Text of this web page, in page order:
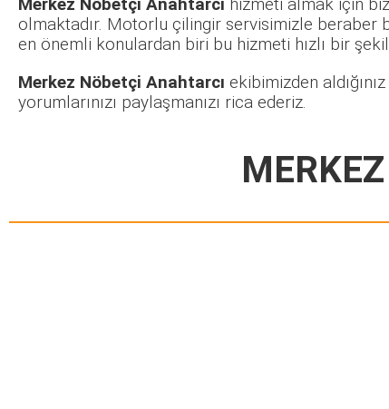
Merkez Nöbetçi Anahtarcı hizmeti almak için
olmaktadır. Motorlu çilingir servisimizle beraber
en önemli konulardan biri bu hizmeti hızlı bir
Merkez Nöbetçi Anahtarcı ekibimizden
yorumlarınızı paylaşmanızı rica ederiz.